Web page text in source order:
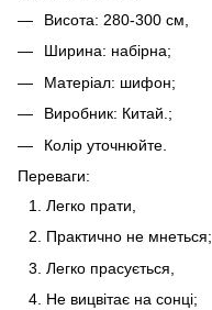
Висота: 280-300 см,
Ширина: набірна;
Матеріал: шифон;
Виробник: Китай.;
Колір уточнюйте.
Переваги:
Легко прати,
Практично не мнеться;
Легко прасується,
Не вицвітає на сонці;